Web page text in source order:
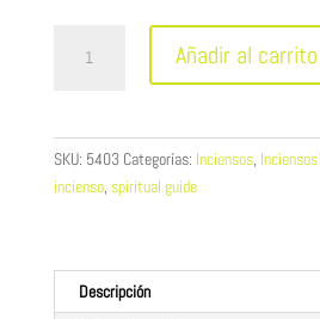
Spiritual
Añadir al carrito
SKU: 5403 Categorías: Inciensos,
incienso, spiritual guide
Descripción